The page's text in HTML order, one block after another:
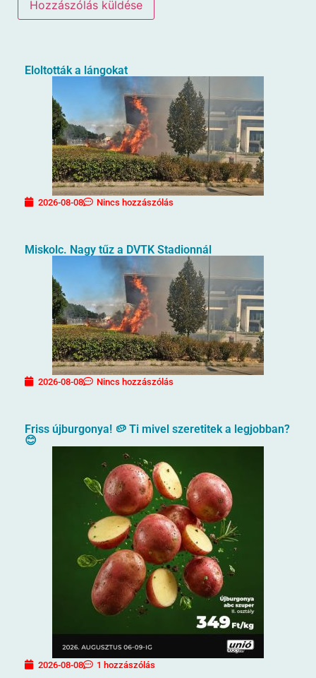
Eloltották a lángokat
2026-08-08 Nincs hozzászólás
Miskolc. Nagy tűz a DVTK Stadionnál
2026-08-08 Nincs hozzászólás
Friss újburgonya! 🥔 Ti mivel szeretitek a legjobban?
😊
2026-08-08 1 hozzászólás